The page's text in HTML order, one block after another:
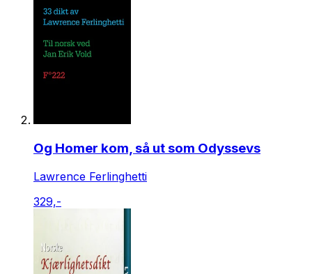
Og Homer kom, så ut som Odyssevs
Lawrence Ferlinghetti
329,-